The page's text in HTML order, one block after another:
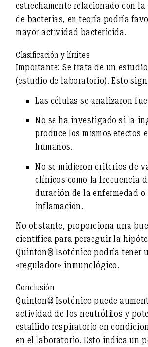
estrechamente relacionado con
de bacterias, en teoría podría
mayor actividad bactericida.
Clasificación y límites
Importante: Se trata de un
(estudio de laboratorio). Esto
Las células se analizaron
No se ha investigado si la
produce los mismos efectos
humanos.
No se midieron criterios de
clínicos como la frecuencia
duración de la enfermedad o
inflamación.
No obstante, proporciona una
científica para perseguir la
Quinton® Isotónico podría tener
«regulador» inmunológico.
Conclusión
Quinton® Isotónico puede
actividad de los neutrófilos y
estallido respiratorio en
en el laboratorio. Esto indica un